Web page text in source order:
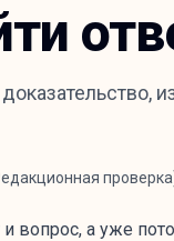
проверка
вопрос, а уже